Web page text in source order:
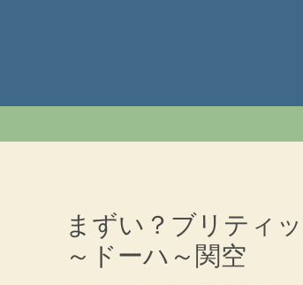
まずい？ブリティ
～ドーハ～関空